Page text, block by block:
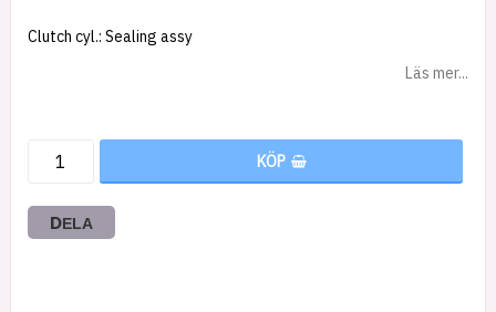
Clutch cyl.: Sealing assy
Läs mer...
KÖP
DELA